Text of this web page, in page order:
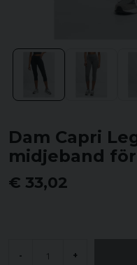
Dam Capri
midjeband
€ 33,02
- +